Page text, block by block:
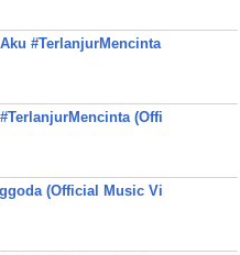
#TerlanjurMencinta
(Offi
(Official Music Vi